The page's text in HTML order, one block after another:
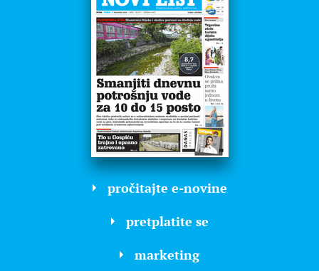
pročitajte e-novine
pretplatite se
marketing